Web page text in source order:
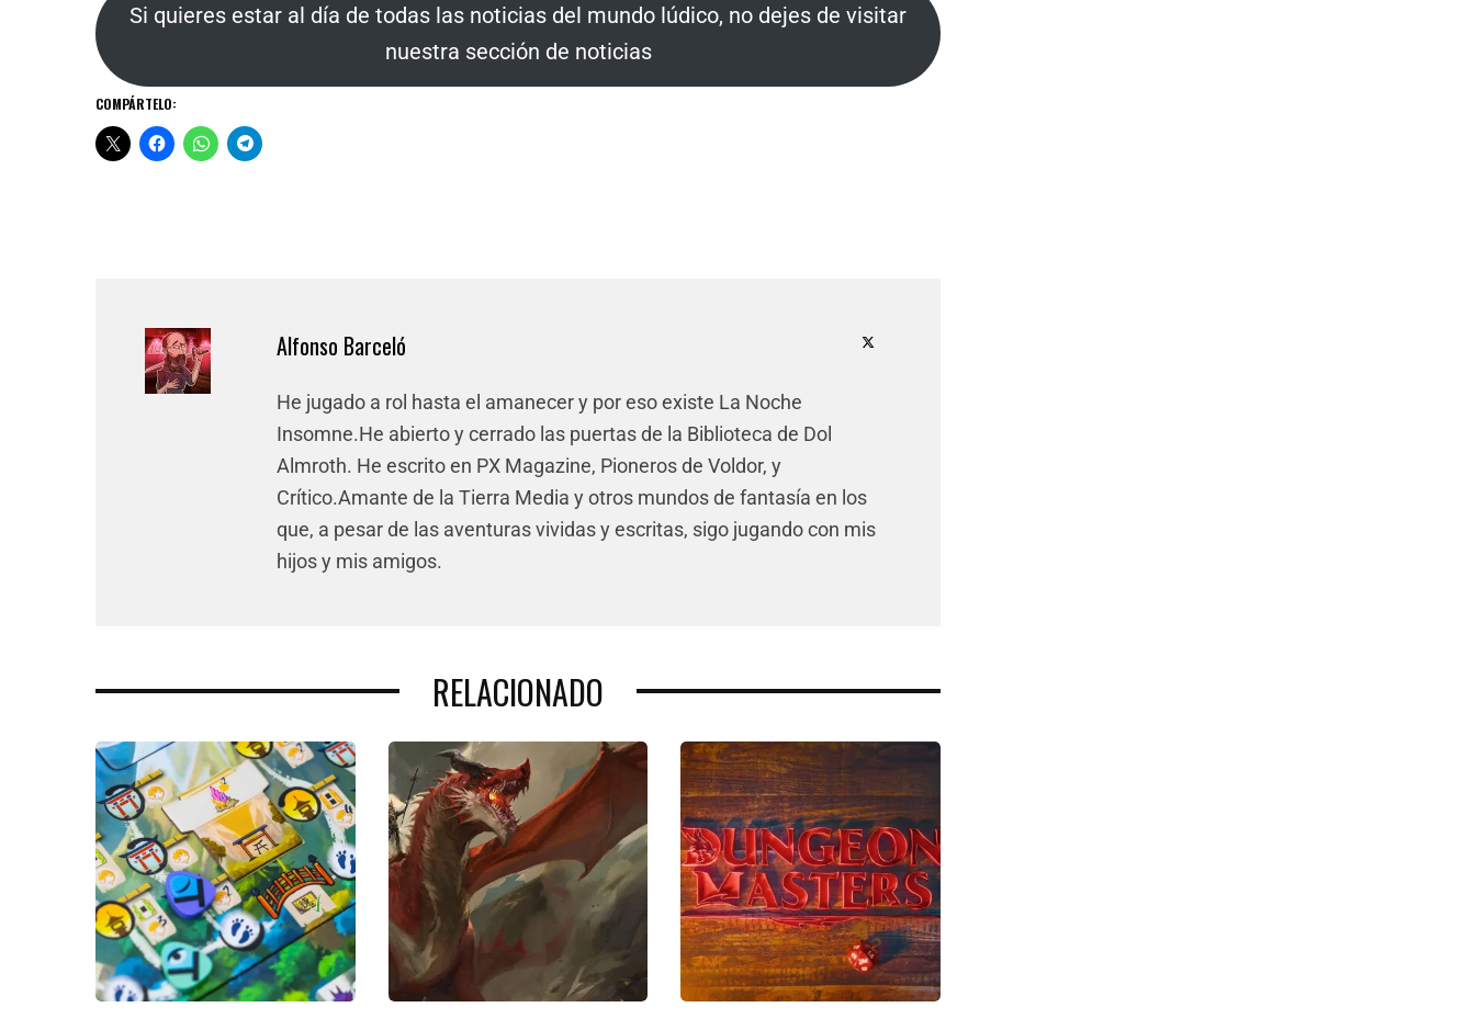
Si quieres estar al día de todas las noticias del mundo lúdico, no dejes de visitar
nuestra sección de noticias
COMPÁRTELO:
Alfonso Barceló
He jugado a rol hasta el amanecer y por eso existe La Noche
Insomne.He abierto y cerrado las puertas de la Biblioteca de Dol
Almroth. He escrito en PX Magazine, Pioneros de Voldor, y
Crítico.Amante de la Tierra Media y otros mundos de fantasía en los
que, a pesar de las aventuras vividas y escritas, sigo jugando con mis
hijos y mis amigos.
RELACIONADO